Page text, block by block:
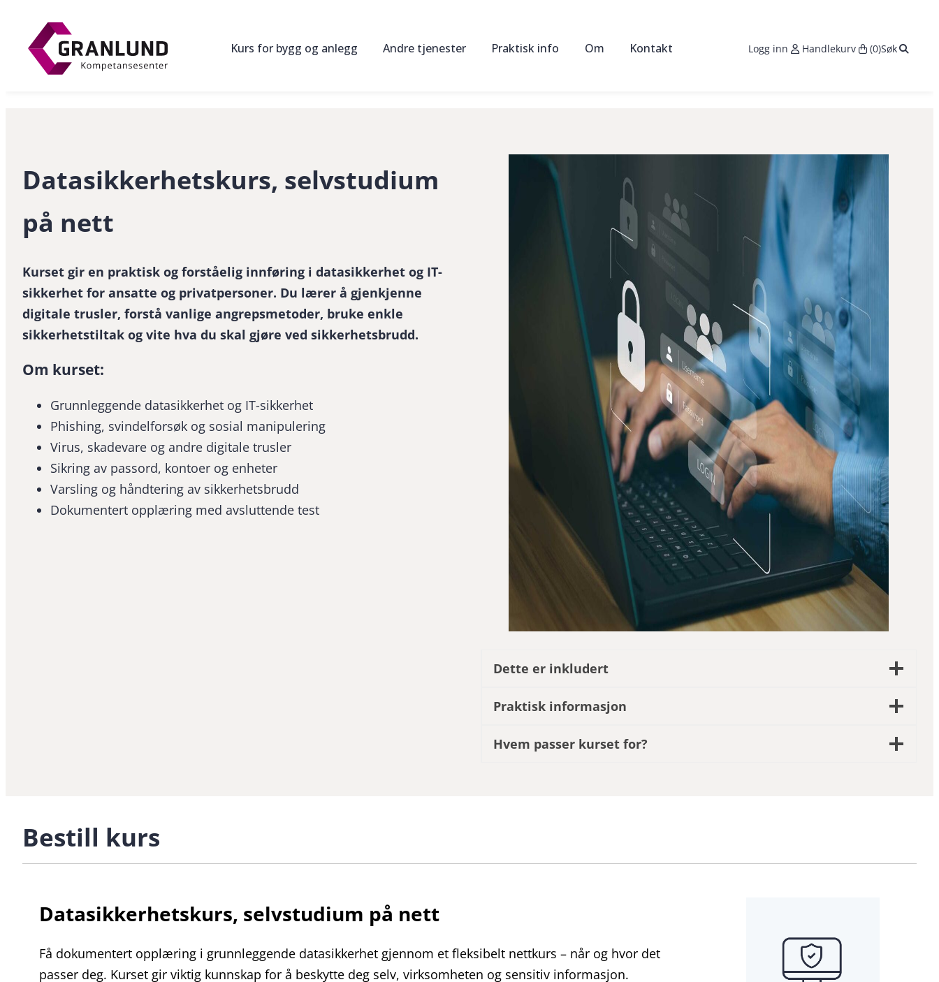
innhold
Kurs for bygg og anlegg Andre tjenester Praktisk info Om Kontakt Logg inn Handlekurv (0)Søk
Search:
Datasikkerhetskurs, selvstudium
på nett
Kurset gir en praktisk og forståelig innføring i datasikkerhet og IT-
sikkerhet for ansatte og privatpersoner. Du lærer å gjenkjenne
digitale trusler, forstå vanlige angrepsmetoder, bruke enkle
sikkerhetstiltak og vite hva du skal gjøre ved sikkerhetsbrudd.
Om kurset:
Grunnleggende datasikkerhet og IT-sikkerhet
Phishing, svindelforsøk og sosial manipulering
Virus, skadevare og andre digitale trusler
Sikring av passord, kontoer og enheter
Varsling og håndtering av sikkerhetsbrudd
Dokumentert opplæring med avsluttende test
Dette er inkludert
Praktisk informasjon
Hvem passer kurset for?
Bestill kurs
Datasikkerhetskurs, selvstudium på nett
Få dokumentert opplæring i grunnleggende datasikkerhet gjennom et fleksibelt nettkurs – når og hvor det
passer deg. Kurset gir viktig kunnskap for å beskytte deg selv, virksomheten og sensitiv informasjon.